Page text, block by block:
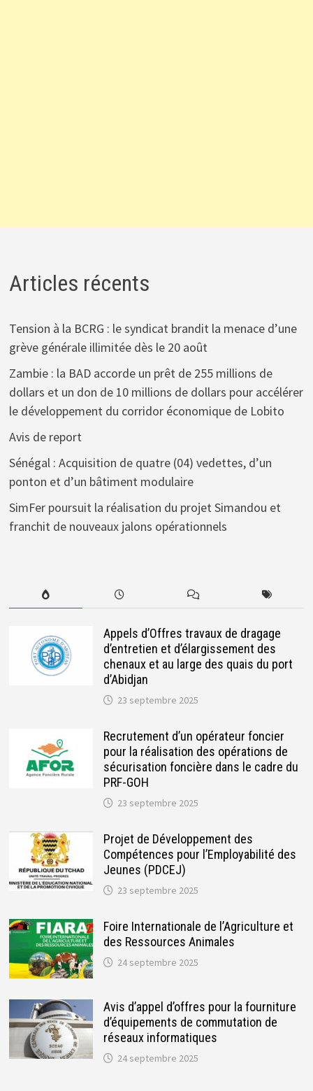
Articles récents
Tension à la BCRG : le syndicat brandit la menace d’une
grève générale illimitée dès le 20 août
Zambie : la BAD accorde un prêt de 255 millions de
dollars et un don de 10 millions de dollars pour accélérer
le développement du corridor économique de Lobito
Avis de report
Sénégal : Acquisition de quatre (04) vedettes, d’un
ponton et d’un bâtiment modulaire
SimFer poursuit la réalisation du projet Simandou et
franchit de nouveaux jalons opérationnels
Appels d’Offres travaux de dragage
d’entretien et d’élargissement des
chenaux et au large des quais du port
d’Abidjan
23 septembre 2025
Recrutement d’un opérateur foncier
pour la réalisation des opérations de
sécurisation foncière dans le cadre du
PRF-GOH
23 septembre 2025
Projet de Développement des
Compétences pour l’Employabilité des
Jeunes (PDCEJ)
23 septembre 2025
Foire Internationale de l’Agriculture et
des Ressources Animales
24 septembre 2025
Avis d’appel d’offres pour la fourniture
d’équipements de commutation de
réseaux informatiques
24 septembre 2025